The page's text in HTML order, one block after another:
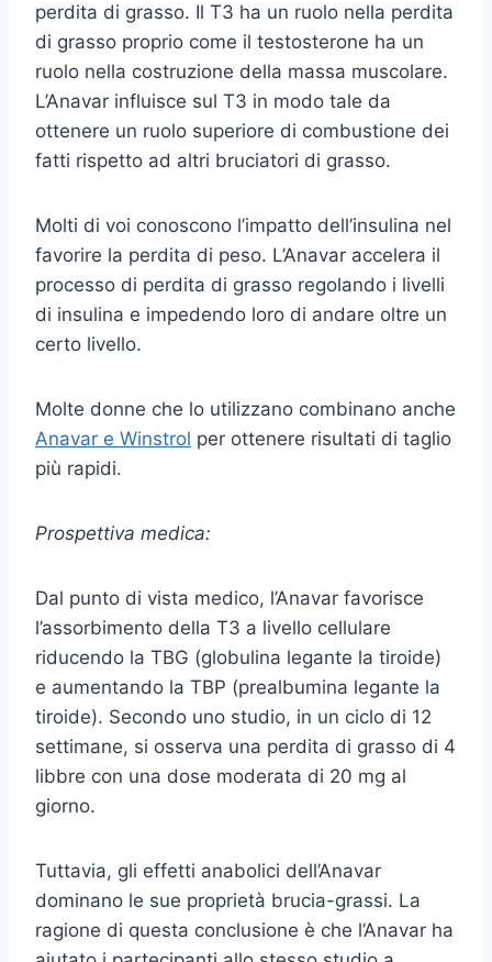
perdita di grasso. Il T3 ha un ruolo nella perdita
di grasso proprio come il testosterone ha un
ruolo nella costruzione della massa muscolare.
L’Anavar influisce sul T3 in modo tale da
ottenere un ruolo superiore di combustione dei
fatti rispetto ad altri bruciatori di grasso.
Molti di voi conoscono l’impatto dell’insulina nel
favorire la perdita di peso. L’Anavar accelera il
processo di perdita di grasso regolando i livelli
di insulina e impedendo loro di andare oltre un
certo livello.
Molte donne che lo utilizzano combinano anche
Anavar e Winstrol per ottenere risultati di taglio
più rapidi.
Prospettiva medica:
Dal punto di vista medico, l’Anavar favorisce
l’assorbimento della T3 a livello cellulare
riducendo la TBG (globulina legante la tiroide)
e aumentando la TBP (prealbumina legante la
tiroide). Secondo uno studio, in un ciclo di 12
settimane, si osserva una perdita di grasso di 4
libbre con una dose moderata di 20 mg al
giorno.
Tuttavia, gli effetti anabolici dell’Anavar
dominano le sue proprietà brucia-grassi. La
ragione di questa conclusione è che l’Anavar ha